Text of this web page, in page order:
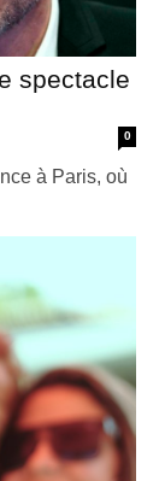
spectacle
0
à Paris, où